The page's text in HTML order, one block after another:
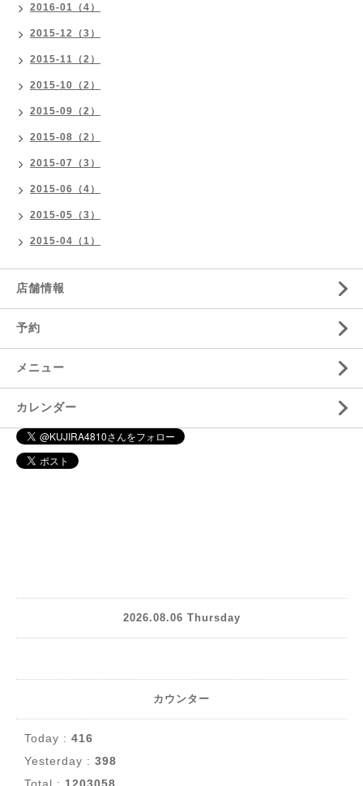
2016-01（4）
2015-12（3）
2015-11（2）
2015-10（2）
2015-09（2）
2015-08（2）
2015-07（3）
2015-06（4）
2015-05（3）
2015-04（1）
店舗情報
予約
メニュー
カレンダー
2026.08.06 Thursday
カウンター
Today : 416
Yesterday : 398
Total : 1203058